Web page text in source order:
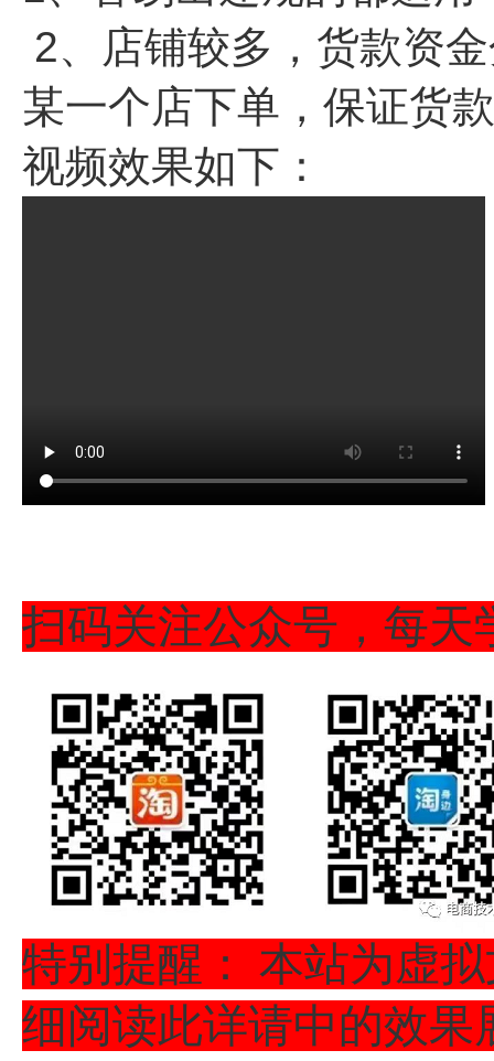
2、店铺较多，货款资
某一个店下单，保证货
视频效果如下：
扫码关注公众号，每天
特别提醒： 本站为虚
细阅读此详请中的效